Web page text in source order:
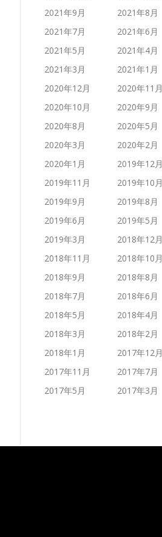
2021年9月
2021年8月
2021年7月
2021年6月
2021年5月
2021年4月
2021年3月
2021年1月
2020年12月
2020年11月
2020年10月
2020年9月
2020年8月
2020年5月
2020年3月
2020年2月
2020年1月
2019年12月
2019年11月
2019年10月
2019年9月
2019年8月
2019年6月
2019年5月
2019年3月
2018年12月
2018年11月
2018年10月
2018年9月
2018年8月
2018年7月
2018年6月
2018年5月
2018年4月
2018年3月
2018年2月
2018年1月
2017年12月
2017年11月
2017年7月
2017年5月
2017年3月